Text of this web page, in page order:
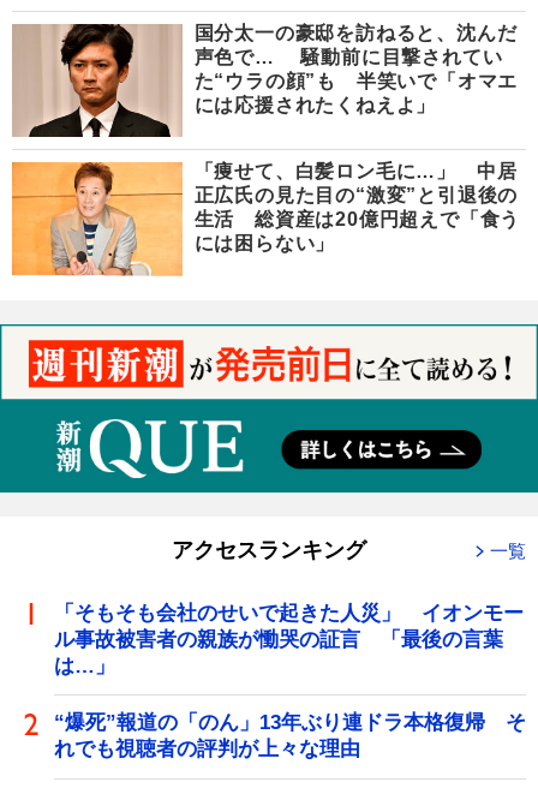
国分太一の豪邸を訪ねると、沈んだ
声色で… 騒動前に目撃されてい
た“ウラの顔”も 半笑いで「オマエ
には応援されたくねえよ」
「痩せて、白髪ロン毛に…」 中居
正広氏の見た目の“激変”と引退後の
生活 総資産は20億円超えで「食う
には困らない」
アクセスランキング 一覧
「そもそも会社のせいで起きた人災」 イオンモー
ル事故被害者の親族が慟哭の証言 「最後の言葉
は…」
“爆死”報道の「のん」13年ぶり連ドラ本格復帰 そ
れでも視聴者の評判が上々な理由